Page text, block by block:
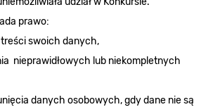
prawo:
swoich danych,
nieprawidłowych lub niekompletnych
danych osobowych, gdy dane nie są